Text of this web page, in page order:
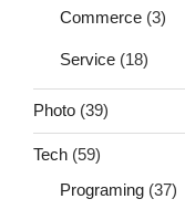
Commerce (3)
Service (18)
Photo (39)
Tech (59)
Programing (37)